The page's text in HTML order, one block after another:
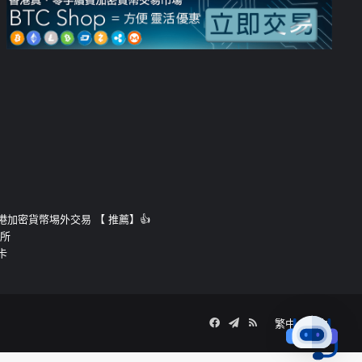
加密貨幣埸外交易 【 推薦】👍
繁中 簡中
Facebook
Telegram
RSS